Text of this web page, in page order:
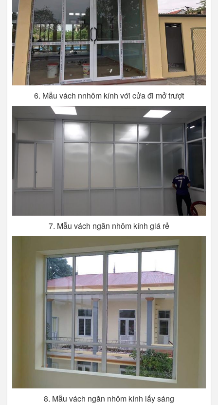
6. Mẫu vách nnhôm kính với cửa đi mở trượt
7. Mẫu vách ngăn nhôm kính giá rẻ
8. Mẫu vách ngăn nhôm kính lấy sáng